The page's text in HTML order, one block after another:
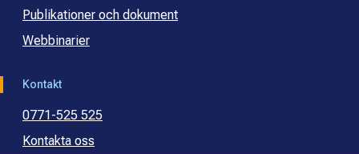
Publikationer och dokument
Webbinarier
Kontakt
0771-525 525
Kontakta oss